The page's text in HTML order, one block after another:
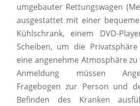
umgebauter Rettungswagen
ausgestattet mit einer
Kühlschrank, einem DVD-
Scheiben, um die
eine angenehme Atmosphäre
Anmeldung müssen
Fragebogen zur Person und
Befinden des Kranken